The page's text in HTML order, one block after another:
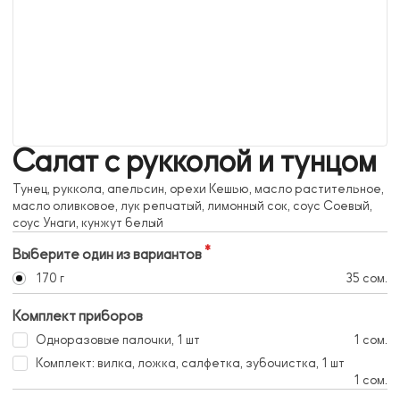
Салат с рукколой и тунцом
Тунец, руккола, апельсин, орехи Кешью, масло растительное,
масло оливковое, лук репчатый, лимонный сок, соус Соевый,
соус Унаги, кунжут белый
Выберите один из вариантов
170 г 35 сом.
Комплект приборов
Одноразовые палочки, 1 шт
1 сом.
Комплект: вилка, ложка, салфетка, зубочистка, 1 шт
1 сом.